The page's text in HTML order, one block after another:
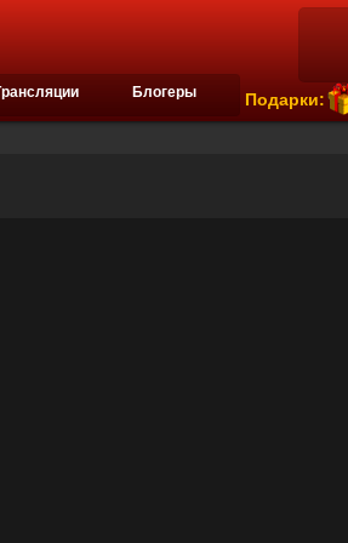
Подарки:
Блогеры